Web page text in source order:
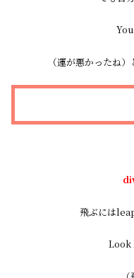
（運が悪かったね
飛ぶには
Look